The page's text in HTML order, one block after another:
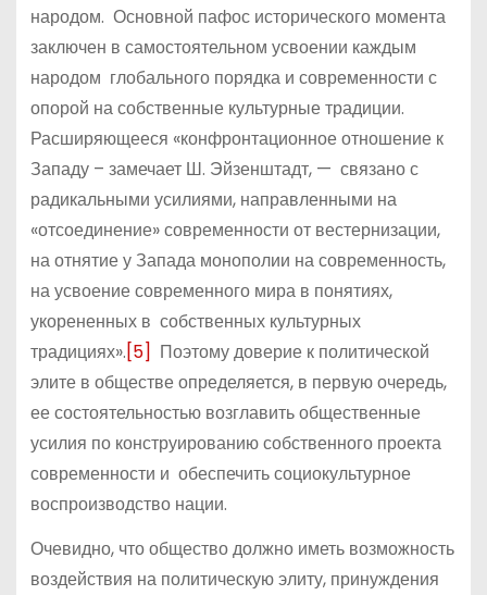
народом. Основной пафос исторического момента
заключен в самостоятельном усвоении каждым
народом глобального порядка и современности с
опорой на собственные культурные традиции.
Расширяющееся «конфронтационное отношение к
Западу – замечает Ш. Эйзенштадт, — связано с
радикальными усилиями, направленными на
«отсоединение» современности от вестернизации,
на отнятие у Запада монополии на современность,
на усвоение современного мира в понятиях,
укорененных в собственных культурных
традициях».[5] Поэтому доверие к политической
элите в обществе определяется, в первую очередь,
ее состоятельностью возглавить общественные
усилия по конструированию собственного проекта
современности и обеспечить социокультурное
воспроизводство нации.
Очевидно, что общество должно иметь возможность
воздействия на политическую элиту, принуждения